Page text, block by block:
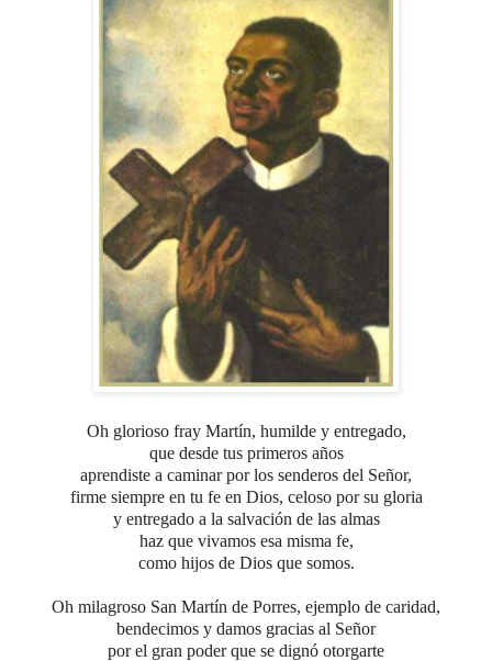
Oh glorioso fray Martín, humilde y entregado,
que desde tus primeros años
aprendiste a caminar por los senderos del Señor,
firme siempre en tu fe en Dios, celoso por su gloria
y entregado a la salvación de las almas
haz que vivamos esa misma fe,
como hijos de Dios que somos.
Oh milagroso San Martín de Porres, ejemplo de caridad,
bendecimos y damos gracias al Señor
por el gran poder que se dignó otorgarte